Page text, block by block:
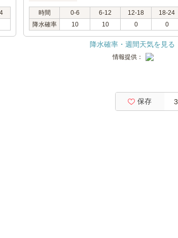
時間 0-6 6-12 12-18
18-24
降水確率
10 10 0 0
降水確率・週間天気を見る
情報提供：
保存 3